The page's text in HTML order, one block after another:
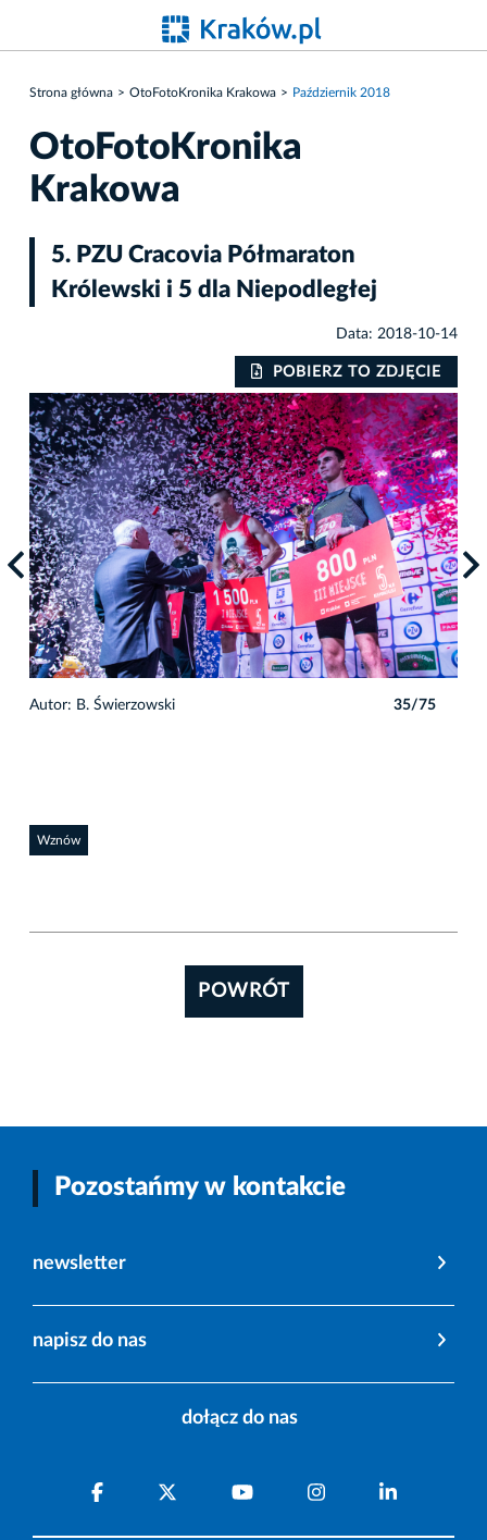
Strona główna OtoFotoKronika Krakowa Październik 2018
OtoFotoKronika
Krakowa
5. PZU Cracovia Półmaraton
Królewski i 5 dla Niepodległej
Data: 2018-10-14
POBIERZ TO ZDJĘCIE
Autor: B. Świerzowski 35/75
Wznów
POWRÓT
Pozostańmy w kontakcie
newsletter
napisz do nas
dołącz do nas